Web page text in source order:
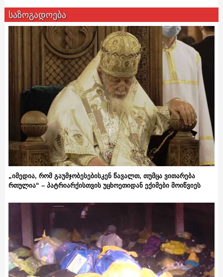
საზოგადოება
„იმედია, რომ გაუმჯობესებისკენ წავალთ, თუმცა ვითარება
რთულია“ – პატრიარქისთვის უცხოეთიდან ექიმები მოიწვიეს